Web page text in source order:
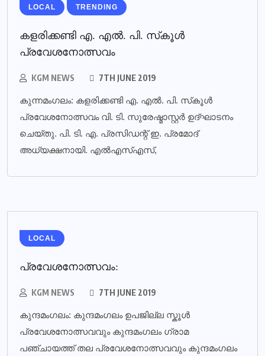
LOCAL TRENDING
കളരിക്കണ്ടി എ. എല്‍. പി. സ്‌കൂള്‍
പ്രവേശനോത്സവം
KGM NEWS 7TH JUNE 2019
കുന്നമംഗലം: കളരിക്കണ്ടി എ. എല്‍. പി. സ്‌കൂള്‍
പ്രവേശനോത്സവം വി. ടി. സുരേഷ്മാസ്റ്റര്‍ ഉദ്ഘാടനം
ചെയ്തു. പി. ടി. എ. പ്രസിഡന്റ് ഇ. പ്രമോദ്
അധ്യക്ഷനായി. എല്‍എസ്എസ്,
LOCAL
പ്രവേശനോത്സവം:
KGM NEWS 7TH JUNE 2019
കുന്ദമംഗലം: കുന്ദമംഗലം ഉപജില്ല സ്കൂൾ
പ്രവേശനോത്സവവും കുന്ദമംഗലം ഗ്രാമ
പഞ്ചായത്ത് തല പ്രവേശനോത്സവവും കുന്ദമംഗലം